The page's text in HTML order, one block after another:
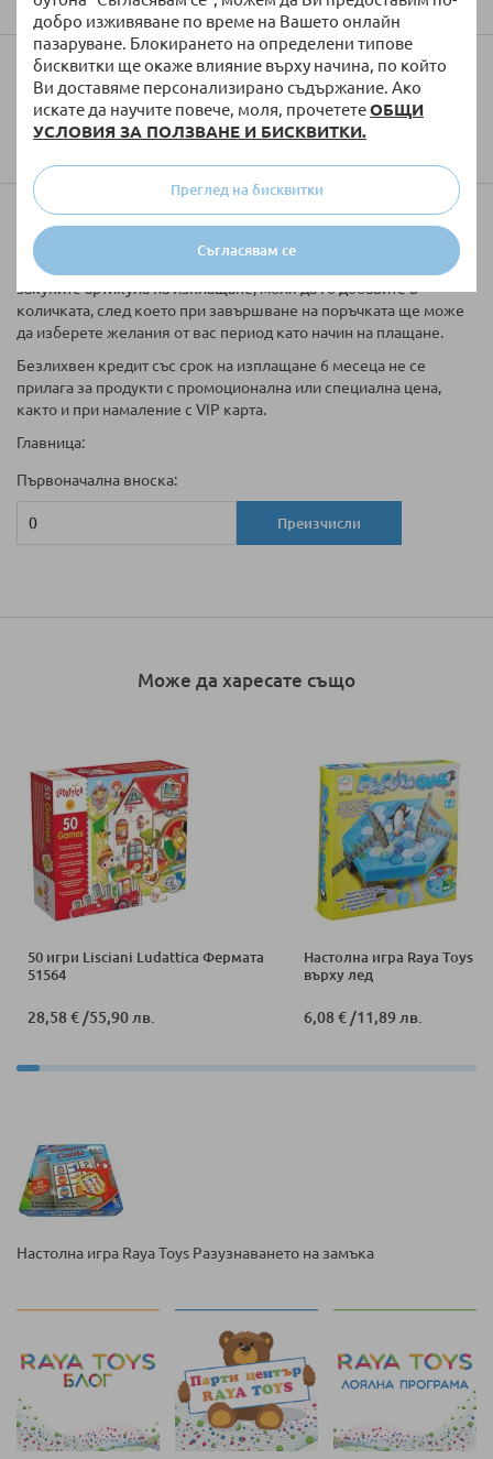
добро изживяване по време на Вашето онлайн
пазаруване. Блокирането на определени типове
бисквитки ще окаже влияние върху начина, по който
Ви доставяме персонализирано съдържание. Ако
искате да научите повече, моля, прочететеОБЩИ
УСЛОВИЯ ЗА ПОЛЗВАНЕ И БИСКВИТКИ.
Съгласявам се
Преглед на бисквитки
Колко ще струва доставката?
Купи на вноски
Таблицата за кредитиране е информативна. Ако желаете да
закупите артикула на изплащане, моля да го добавите в
количката, след което при завършване на поръчката ще може
да изберете желания от вас период като начин на плащане.
Безлихвен кредит със срок на изплащане 6 месеца не се
прилага за продукти с промоционална или специална цена,
както и при намаление с VIP карта.
Главница:
Първоначална вноска:
Преизчисли
Може да харесате също
50 игри Lisciani Ludattica Фермата
51564
28,58 €/55,90 лв.
Настолна игра Raya Toys
върху лед
6,08 €/11,89 лв.
Настолна игра Raya Toys Разузнаването на замъка